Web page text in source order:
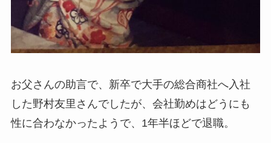
お父さんの助言で、新卒で大手の総合商社へ入社
した野村友里さんでしたが、会社勤めはどうにも
性に合わなかったようで、1年半ほどで退職。